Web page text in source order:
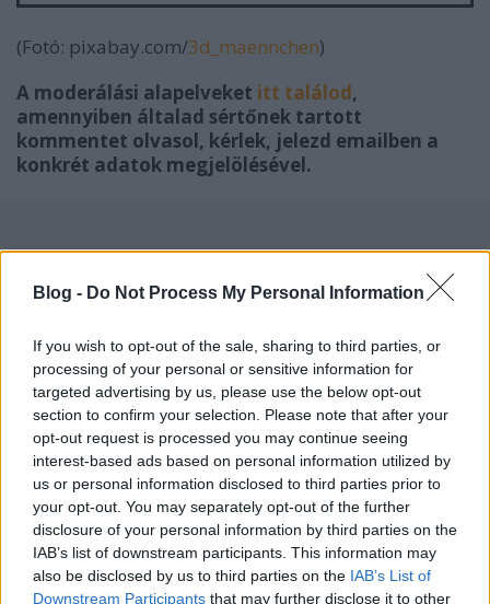
Blog - Do Not Process My Personal Information
If you wish to opt-out of the sale, sharing to third parties, or
processing of your personal or sensitive information for
targeted advertising by us, please use the below opt-out
section to confirm your selection. Please note that after your
opt-out request is processed you may continue seeing
interest-based ads based on personal information utilized by
us or personal information disclosed to third parties prior to
your opt-out. You may separately opt-out of the further
disclosure of your personal information by third parties on the
IAB’s list of downstream participants. This information may
also be disclosed by us to third parties on the IAB’s List of
Downstream Participants that may further disclose it to other
(Fotó: pixabay.com/3d_maennchen)
A moderálási alapelveket itt találod,
amennyiben általad sértőnek tartott
kommentet olvasol, kérlek, jelezd emailben a
konkrét adatok megjelölésével.
Címkék: digitális nomád
Ajánlott bejegyzések:
Szegény Magyarország
Magyarok karácsonya a világ körül